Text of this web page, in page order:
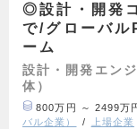
◎設計・開発
で/グローバ
ーム
設計・開発エン
体）
800万円 ～ 2499万
バル企業）
上場企業